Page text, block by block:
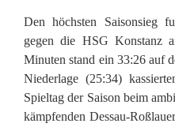
Den höchsten Saisonsieg
gegen die HSG Konstanz
Minuten stand ein 33:26 auf
Niederlage (25:34)
Spieltag der Saison beim
kämpfenden Dessau-